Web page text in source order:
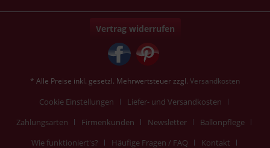
Vertrag widerrufen
* Alle Preise inkl. gesetzl. Mehrwertsteuer zzgl. Versandkosten
Cookie Einstellungen
Liefer- und Versandkosten
Zahlungsarten
Firmenkunden Newsletter
Ballonpflege
Wie funktioniert's?
Häufige Fragen / FAQ Kontakt